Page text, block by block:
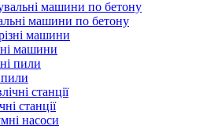
машини по бетону
машини
станції